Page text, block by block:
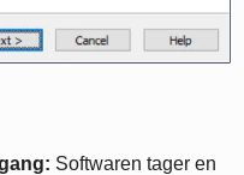
Softwaren tager en